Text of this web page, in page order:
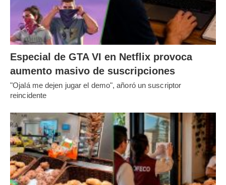
Especial de GTA VI en Netflix provoca
aumento masivo de suscripciones
"Ojalá me dejen jugar el demo", añoró un suscriptor
reincidente